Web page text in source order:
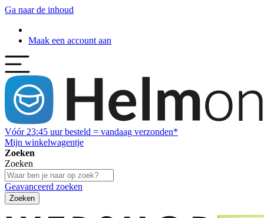
Ga naar de inhoud
Maak een account aan
Vóór 23:45 uur besteld = vandaag verzonden*
Mijn winkelwagentje
Zoeken
Zoeken
Geavanceerd zoeken
Zoeken